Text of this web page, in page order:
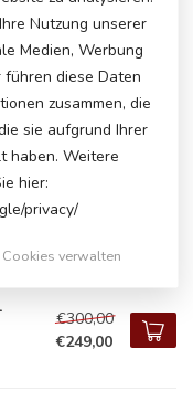
Volt-
€239,00
Volt-
€239,00
€300,00
€249,00
Nutzung unserer
Medien, Werbung
diese Daten
zusammen, die
sie aufgrund Ihrer
haben. Weitere
hier:
privacy/
Cookies verwalten